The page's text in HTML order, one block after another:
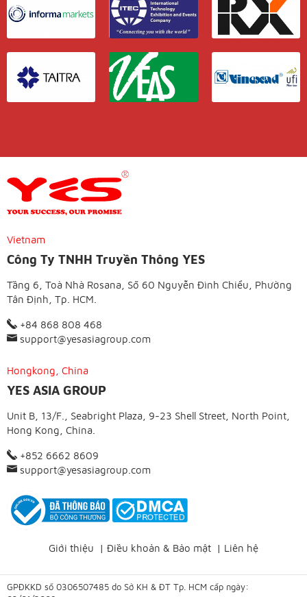
Vietnam
Công Ty TNHH Truyền Thông YES
Tầng 6, Toà Nhà Rosana, Số 60 Nguyễn Đình Chiểu, Phường
Tân Định, Tp. HCM.
+84 868 808 468
support@yesasiagroup.com
Hongkong, China
YES ASIA GROUP
Unit B, 13/F., Seabright Plaza, 9-23 Shell Street, North Point,
Hong Kong, China.
+852 6662 8609
support@yesasiagroup.com
Giới thiệu | Điều khoản & Bảo mật | Liên hệ
GPĐKKD số 0306507485 do Sở KH & ĐT Tp. HCM cấp ngày: